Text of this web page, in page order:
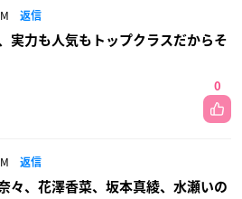
返信
実力も人気もトップクラスだからそ
0
返信
々、花澤香菜、坂本真綾、水瀬いの